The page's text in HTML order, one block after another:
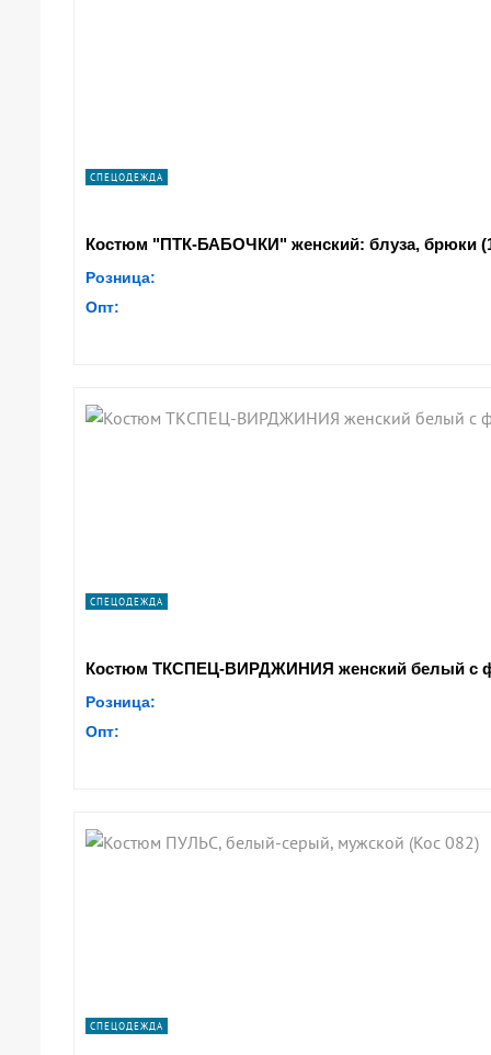
СПЕЦОДЕЖДА
Костюм "ПТК-БАБОЧКИ" женский: блуза, брюки
Розница:
Опт:
СПЕЦОДЕЖДА
Костюм ТКСПЕЦ-ВИРДЖИНИЯ женский белый с
Розница:
Опт:
СПЕЦОДЕЖДА